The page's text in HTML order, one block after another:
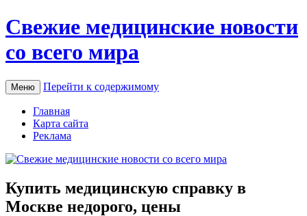
Свежие медицинские новости
со всего мира
Меню Перейти к содержимому
Главная
Карта сайта
Реклама
Купить медицинскую справку в
Москве недорого, цены